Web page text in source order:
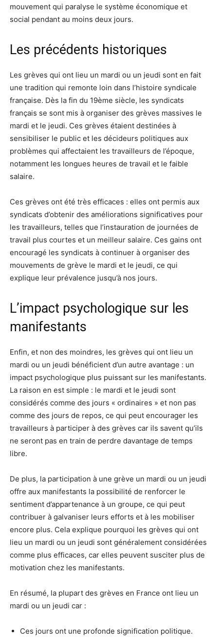
mouvement qui paralyse le système économique et
social pendant au moins deux jours.
Les précédents historiques
Les grèves qui ont lieu un mardi ou un jeudi sont en fait
une tradition qui remonte loin dans l’histoire syndicale
française. Dès la fin du 19ème siècle, les syndicats
français se sont mis à organiser des grèves massives le
mardi et le jeudi. Ces grèves étaient destinées à
sensibiliser le public et les décideurs politiques aux
problèmes qui affectaient les travailleurs de l’époque,
notamment les longues heures de travail et le faible
salaire.
Ces grèves ont été très efficaces : elles ont permis aux
syndicats d’obtenir des améliorations significatives pour
les travailleurs, telles que l’instauration de journées de
travail plus courtes et un meilleur salaire. Ces gains ont
encouragé les syndicats à continuer à organiser des
mouvements de grève le mardi et le jeudi, ce qui
explique leur prévalence jusqu’à nos jours.
L’impact psychologique sur les
manifestants
Enfin, et non des moindres, les grèves qui ont lieu un
mardi ou un jeudi bénéficient d’un autre avantage : un
impact psychologique plus puissant sur les manifestants.
La raison en est simple : le mardi et le jeudi sont
considérés comme des jours « ordinaires » et non pas
comme des jours de repos, ce qui peut encourager les
travailleurs à participer à des grèves car ils savent qu’ils
ne seront pas en train de perdre davantage de temps
libre.
De plus, la participation à une grève un mardi ou un jeudi
offre aux manifestants la possibilité de renforcer le
sentiment d’appartenance à un groupe, ce qui peut
contribuer à galvaniser leurs efforts et à les mobiliser
encore plus. Cela explique pourquoi les grèves qui ont
lieu un mardi ou un jeudi sont généralement considérées
comme plus efficaces, car elles peuvent susciter plus de
motivation chez les manifestants.
En résumé, la plupart des grèves en France ont lieu un
mardi ou un jeudi car :
Ces jours ont une profonde signification politique.